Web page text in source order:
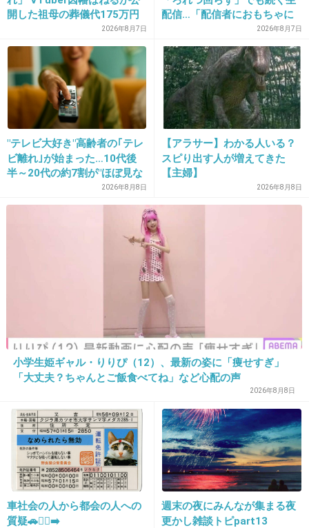
画像で見ただけでも吸い込まれそうにキレイ
+13 -0
24. 匿名2013/06/10(月) 12:31:17
＞＞9. 光柱（ライトピラー）
街中だから、これならもしかして見られるかも
25. 匿名2013/06/10(月) 12:42:00
「現象」って意味ではやっぱオーロラを見てみ
たいな
アラスカに3泊くらいすると結構な確率で見れ
るらしい
+20 -0
開した祖母の葬儀代175万円
2026年8月7日
配信…「配信者におもちゃに
されてる」知人は懸念表明
2026年8月7日
"テレビ大好き"高齢者の｢テレ
ビ離れ｣が始まった…10代後
半～20代の約7割が"ほぼ見な
い"衝撃の最新データ2026年8月8日
【アラサー】わかる人いる？
スピり出す人が増えてきた
【主婦】
2026年8月8日
小学生姫ギャル・りりぴ（12）、最新の姿に「痩せすぎ」
「大丈夫？ちゃんとご飯食べてね」など心配の声
2026年8月8日
車社会の人から都会の人への
質疑🚗🏃‍♀️‍➡️
週末の夜にみんなが集まる夜
更かし雑談トピpart13